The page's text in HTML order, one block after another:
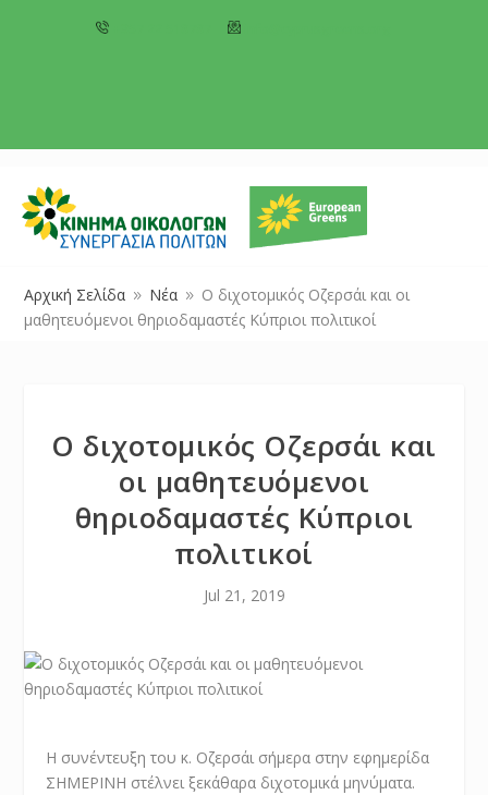
Αρχική Σελίδα 9 Νέα 9 Ο διχοτομικός Οζερσάι και οι
μαθητευόμενοι θηριοδαμαστές Κύπριοι πολιτικοί
Ο διχοτομικός Οζερσάι και
οι μαθητευόμενοι
θηριοδαμαστές Κύπριοι
πολιτικοί
Jul 21, 2019
Η συνέντευξη του κ. Οζερσάι σήμερα στην εφημερίδα
ΣΗΜΕΡΙΝΗ στέλνει ξεκάθαρα διχοτομικά μηνύματα.